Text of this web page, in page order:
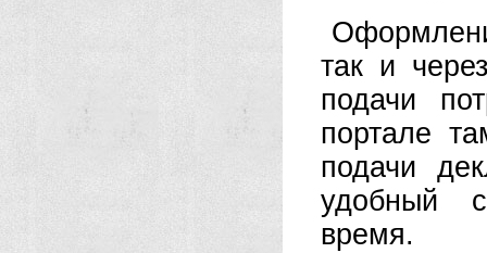
так и
подачи
портале
подачи
удобный
время.